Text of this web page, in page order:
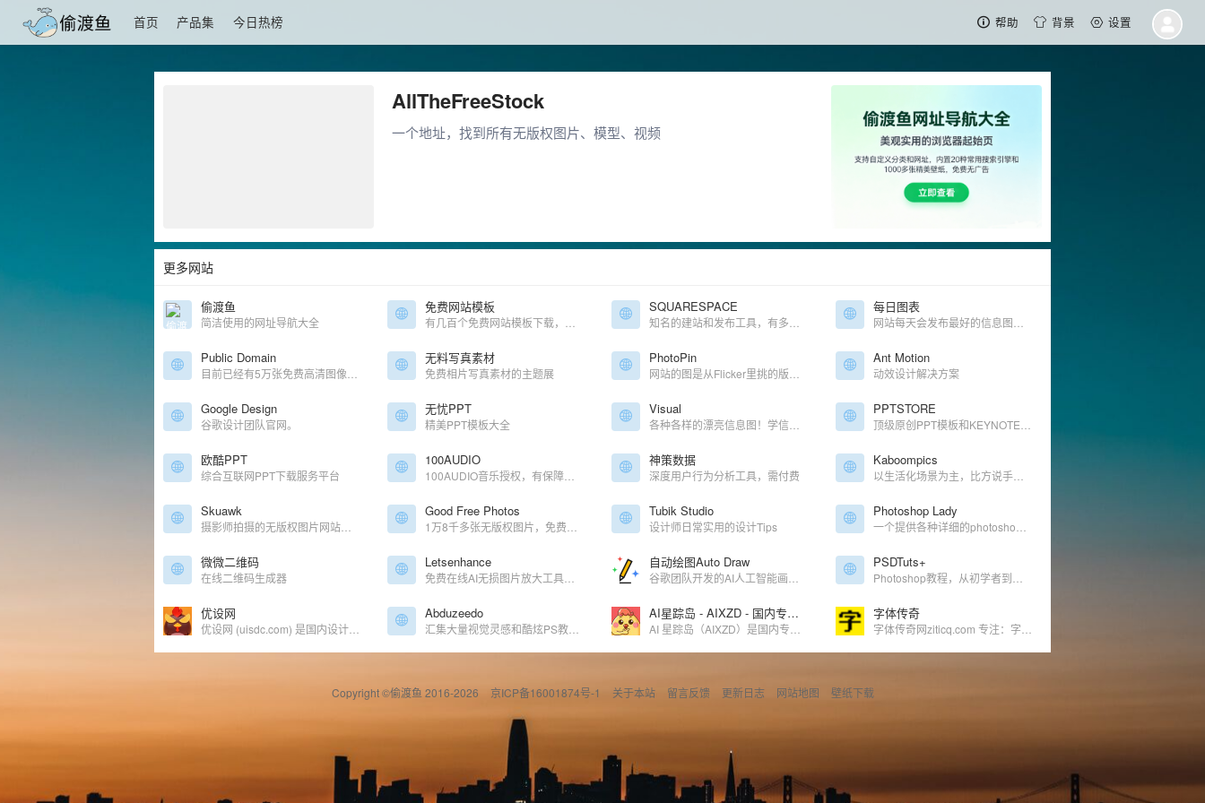
首页 产品集 今日热榜 帮助 背景 设置
AllTheFreeStock
一个地址，找到所有无版权图片、模型、视频
更多网站
偷渡鱼
简洁使用的网址导航大全
免费网站模板 SQUARESPACE 每日图表
Public Domain 无料写真素材
免费相片写真素材的主题展
PhotoPin Ant Motion
动效设计解决方案
Google Design
谷歌设计团队官网。
无忧PPT
精美PPT模板大全
Visual PPTSTORE
欧酷PPT
综合互联网PPT下载服务平台
100AUDIO 神策数据
深度用户行为分析工具，需付费
Kaboompics
Skuawk Good Free Photos Tubik Studio
设计师日常实用的设计Tips
Photoshop Lady
微微二维码
在线二维码生成器
Letsenhance 自动绘图Auto Draw PSDTuts+
优设网 Abduzeedo AI星踪岛 - AIXZD - 国内专业AI内容平台 - 专注全球AI工具与机器人产业赋能 字体传奇
Copyright ©偷渡鱼 2016-2026 京ICP备16001874号-1 关于本站 留言反馈 更新日志 网站地图 壁纸下载